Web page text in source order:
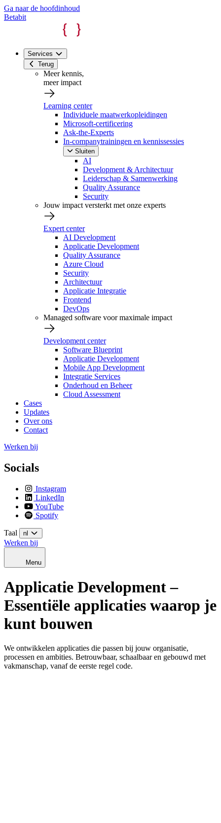
Ga naar de hoofdinhoud
Betabit
Services
Terug
Meer kennis,
meer impact
Learning center
Individuele maatwerkopleidingen
Microsoft-certificering
Ask-the-Experts
In-companytrainingen en kennissessies
Sluiten
AI
Development & Architectuur
Leiderschap & Samenwerking
Quality Assurance
Security
Jouw impact versterkt met onze experts
Expert center
AI Development
Applicatie Development
Quality Assurance
Azure Cloud
Security
Architectuur
Applicatie Integratie
Frontend
DevOps
Managed software voor maximale impact
Development center
Software Blueprint
Applicatie Development
Mobile App Development
Integratie Services
Onderhoud en Beheer
Cloud Assessment
Cases
Updates
Over ons
Contact
Werken bij
Socials
Instagram
LinkedIn
YouTube
Spotify
Taal nl
Werken bij
Menu
Applicatie Development –
Essentiële applicaties waarop je
kunt bouwen
We ontwikkelen applicaties die passen bij jouw organisatie,
processen en ambities. Betrouwbaar, schaalbaar en gebouwd met
vakmanschap, vanaf de eerste regel code.